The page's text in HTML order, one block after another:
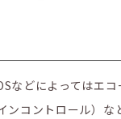
などによってはエ
ンコントロール）な